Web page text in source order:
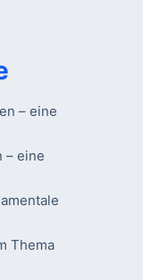
– eine
– eine
Thema